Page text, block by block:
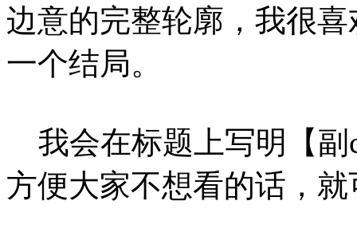
边意的完整轮廓，我很
一个结局。
我会在标题上写明【副
方便大家不想看的话，